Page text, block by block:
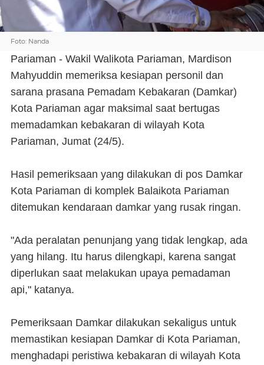
Foto: Nanda
Pariaman - Wakil Walikota Pariaman, Mardison
Mahyuddin memeriksa kesiapan personil dan
sarana prasana Pemadam Kebakaran (Damkar)
Kota Pariaman agar maksimal saat bertugas
memadamkan kebakaran di wilayah Kota
Pariaman, Jumat (24/5).
Hasil pemeriksaan yang dilakukan di pos Damkar
Kota Pariaman di komplek Balaikota Pariaman
ditemukan kendaraan damkar yang rusak ringan.
"Ada peralatan penunjang yang tidak lengkap, ada
yang hilang. Itu harus dilengkapi, karena sangat
diperlukan saat melakukan upaya pemadaman
api," katanya.
Pemeriksaan Damkar dilakukan sekaligus untuk
memastikan kesiapan Damkar di Kota Pariaman,
menghadapi peristiwa kebakaran di wilayah Kota